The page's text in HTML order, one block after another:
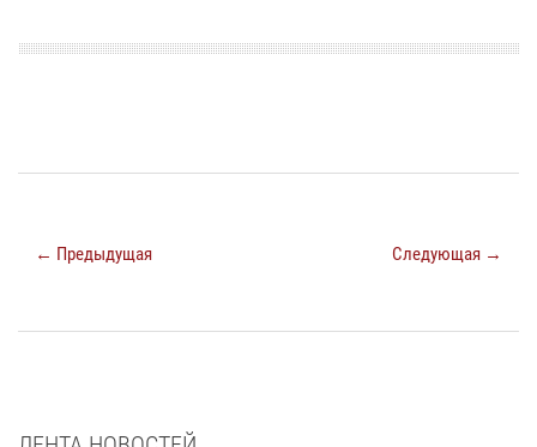
← Предыдущая Следующая →